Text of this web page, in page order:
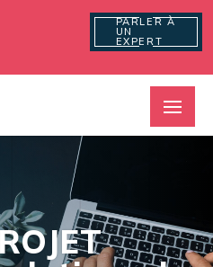
PARLER À
UN
EXPERT